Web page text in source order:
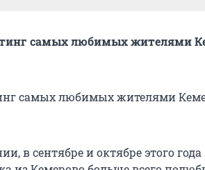
самых любимых жителями
самых любимых жителями
в сентябре и октябре этого года